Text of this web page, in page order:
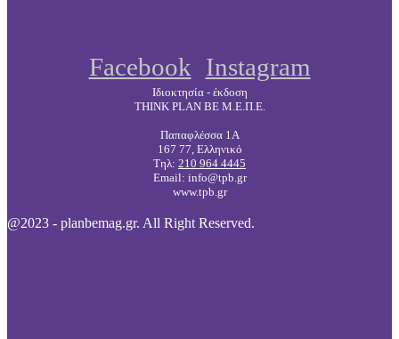
Facebook Instagram
Ιδιοκτησία - έκδοση
THINK PLAN BE Μ.Ε.Π.Ε.
Παπαφλέσσα 1Α
167 77, Ελληνικό
Τηλ: 210 964 4445
Email: info@tpb.gr
www.tpb.gr
@2023 - planbemag.gr. All Right Reserved.